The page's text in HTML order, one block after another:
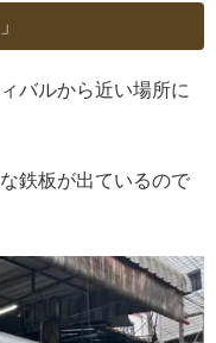
バルから近い場所に
鉄板が出ているので